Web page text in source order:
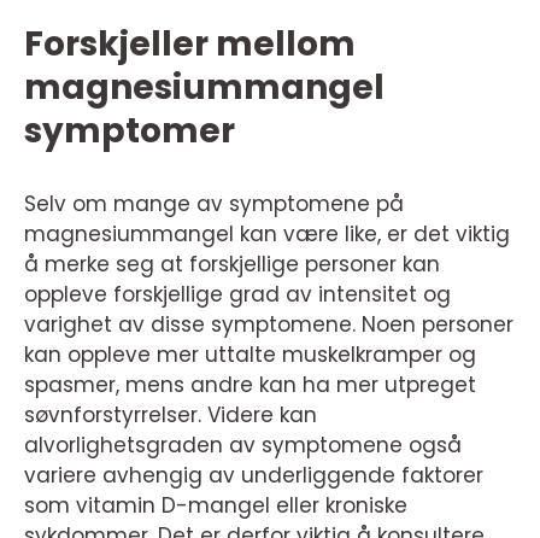
Forskjeller mellom
magnesiummangel
symptomer
Selv om mange av symptomene på
magnesiummangel kan være like, er det viktig
å merke seg at forskjellige personer kan
oppleve forskjellige grad av intensitet og
varighet av disse symptomene. Noen personer
kan oppleve mer uttalte muskelkramper og
spasmer, mens andre kan ha mer utpreget
søvnforstyrrelser. Videre kan
alvorlighetsgraden av symptomene også
variere avhengig av underliggende faktorer
som vitamin D-mangel eller kroniske